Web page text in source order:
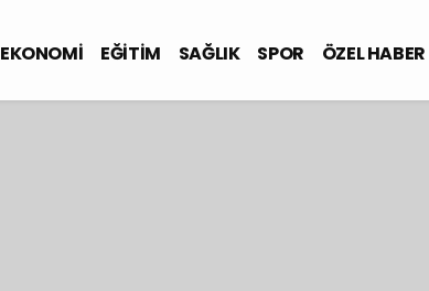
EKONOMİ EĞİTİM SAĞLIK SPOR ÖZEL HABER